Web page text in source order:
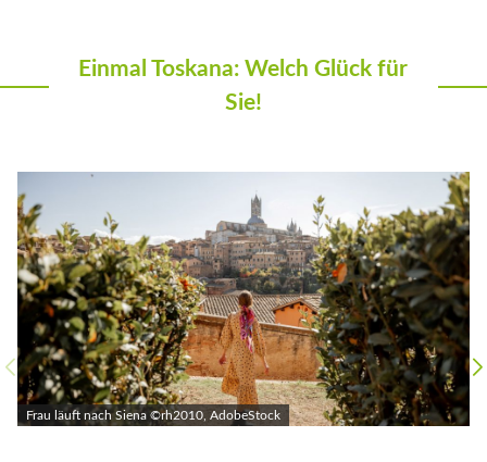
Einmal Toskana: Welch Glück für
Sie!
Frau läuft nach Siena ©rh2010, AdobeStock